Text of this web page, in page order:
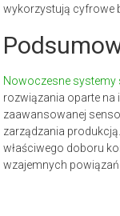
wykorzystują cyfrowe
Nowoczesne
rozwiązania oparte na
zaawansowanej
zarządzania
właściwego doboru
wzajemnych powiązań.